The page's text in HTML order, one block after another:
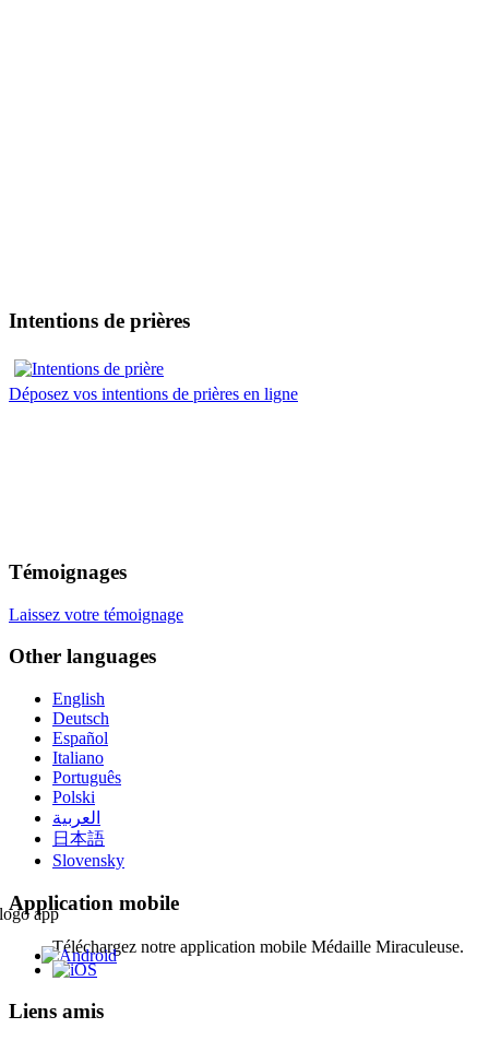
Intentions de prières
Déposez vos intentions de prières en ligne
Témoignages
Laissez votre témoignage
Other languages
English
Deutsch
Español
Italiano
Português
Polski
العربية
日本語
Slovensky
Application mobile
Téléchargez notre application mobile Médaille Miraculeuse.
Liens amis